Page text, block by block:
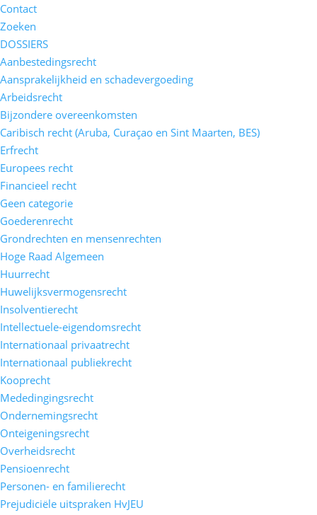
Contact
Zoeken
DOSSIERS
Aanbestedingsrecht
Aansprakelijkheid en schadevergoeding
Arbeidsrecht
Bijzondere overeenkomsten
Caribisch recht (Aruba, Curaçao en Sint Maarten, BES)
Erfrecht
Europees recht
Financieel recht
Geen categorie
Goederenrecht
Grondrechten en mensenrechten
Hoge Raad Algemeen
Huurrecht
Huwelijksvermogensrecht
Insolventierecht
Intellectuele-eigendomsrecht
Internationaal privaatrecht
Internationaal publiekrecht
Kooprecht
Mededingingsrecht
Ondernemingsrecht
Onteigeningsrecht
Overheidsrecht
Pensioenrecht
Personen- en familierecht
Prejudiciële uitspraken HvJEU